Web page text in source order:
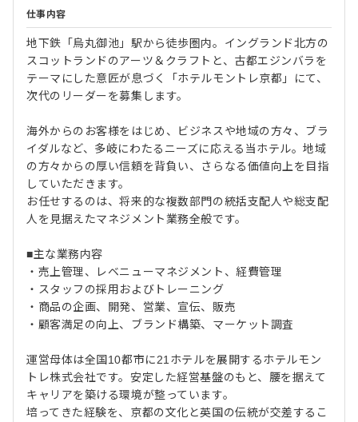
仕事内容
地下鉄「烏丸御池」駅から徒歩圏内。イングランド北方の
スコットランドのアーツ＆クラフトと、古都エジンバラを
テーマにした意匠が息づく「ホテルモントレ京都」にて、
次代のリーダーを募集します。
海外からのお客様をはじめ、ビジネスや地域の方々、ブラ
イダルなど、多岐にわたるニーズに応える当ホテル。地域
の方々からの厚い信頼を背負い、さらなる価値向上を目指
していただきます。
お任せするのは、将来的な複数部門の統括支配人や総支配
人を見据えたマネジメント業務全般です。
■主な業務内容
・売上管理、レベニューマネジメント、経費管理
・スタッフの採用およびトレーニング
・商品の企画、開発、営業、宣伝、販売
・顧客満足の向上、ブランド構築、マーケット調査
運営母体は全国10都市に21ホテルを展開するホテルモン
トレ株式会社です。安定した経営基盤のもと、腰を据えて
キャリアを築ける環境が整っています。
培ってきた経験を、京都の文化と英国の伝統が交差するこ